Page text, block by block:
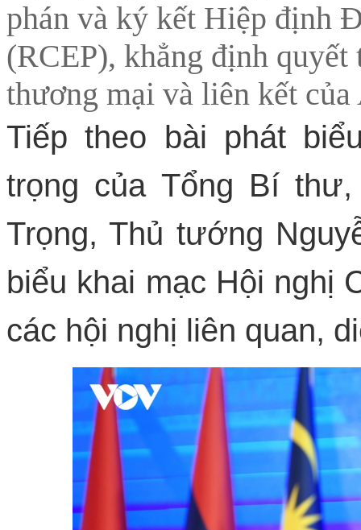
phán và ký kết Hiệp định
(RCEP), khẳng định quyết
thương mại và liên kết
Tiếp theo bài phát
trọng của Tổng Bí
Trọng, Thủ tướng
biểu khai mạc Hội nghị
các hội nghị liên quan,